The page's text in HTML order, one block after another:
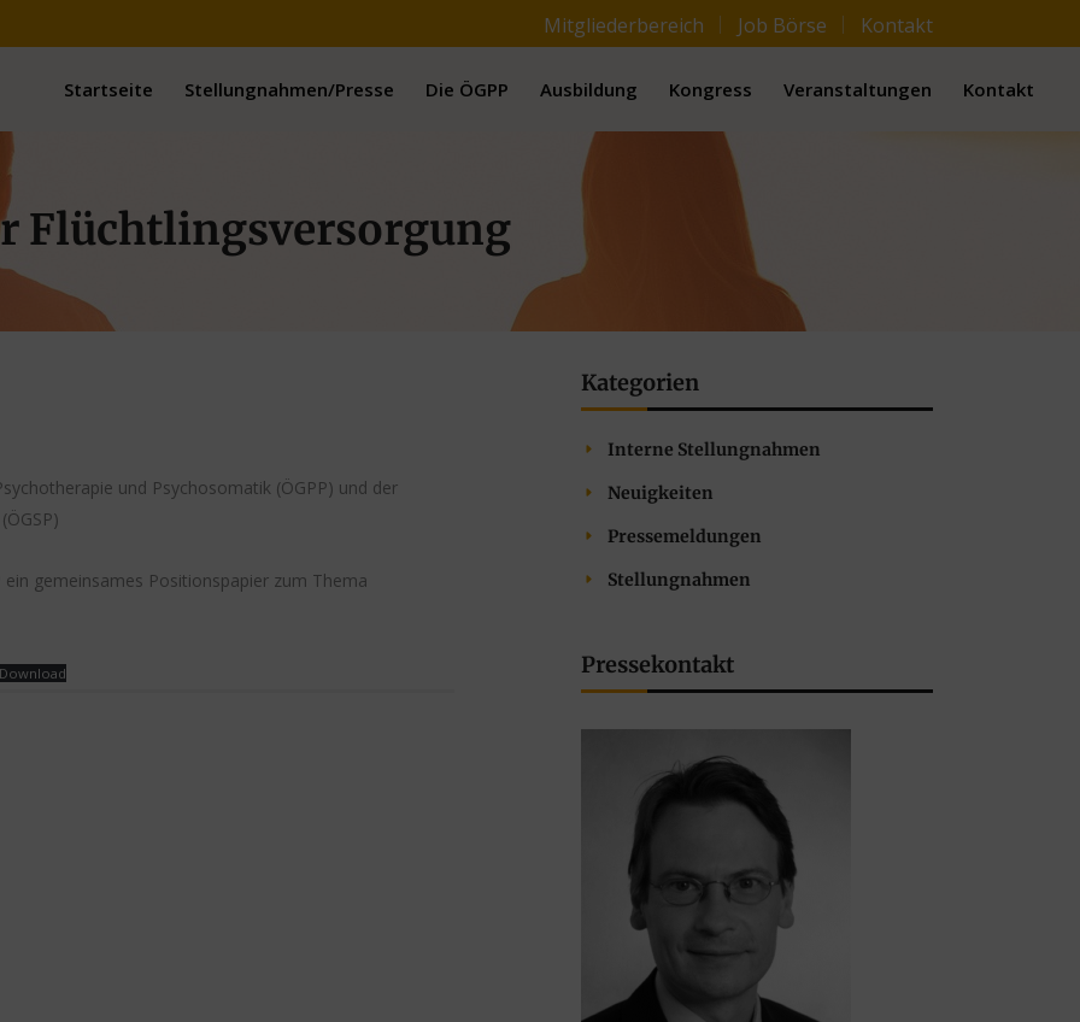
Mitgliederbereich Job Börse Kontakt
Startseite Stellungnahmen/Presse Die ÖGPP Ausbildung Kongress Veranstaltungen Kontakt
Flüchtlingsversorgung
und Psychosomatik (ÖGPP) und der
ein gemeinsames Positionspapier zum Thema
Download
Kategorien
Interne Stellungnahmen
Neuigkeiten
Pressemeldungen
Stellungnahmen
Pressekontakt